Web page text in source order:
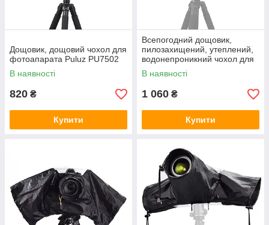
Дощовик, дощовий чохол для
фотоапарата Puluz PU7502
В наявності
820 ₴
Купити
Всепогодний дощовик,
пилозахищений, утеплений,
водонепроникний чохол для
фотоапарата Puluz PU7503
В наявності
1 060 ₴
Купити